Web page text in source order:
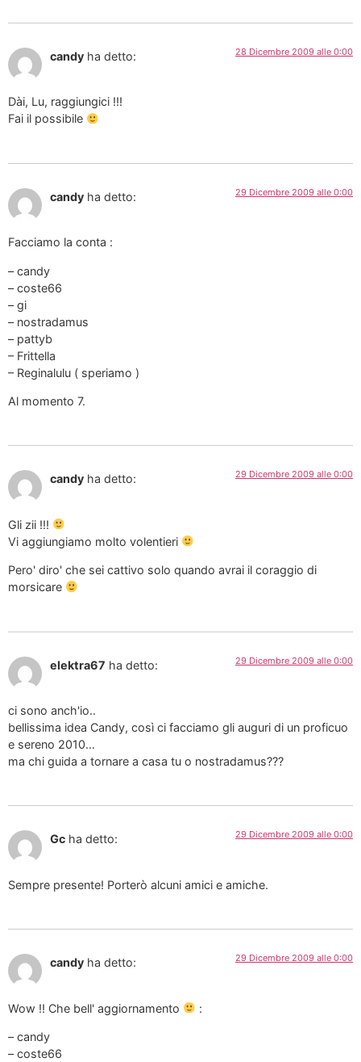
candy ha detto: 28 Dicembre 2009 alle 0:00
Dài, Lu, raggiungici !!!
Fai il possibile
candy ha detto: 29 Dicembre 2009 alle 0:00
Facciamo la conta :
– candy
– coste66
– gi
– nostradamus
– pattyb
– Frittella
– Reginalulu ( speriamo )
Al momento 7.
candy ha detto: 29 Dicembre 2009 alle 0:00
Gli zii !!!
Vi aggiungiamo molto volentieri
Pero' diro' che sei cattivo solo quando avrai il coraggio di
morsicare
elektra67 ha detto: 29 Dicembre 2009 alle 0:00
ci sono anch'io..
bellissima idea Candy, così ci facciamo gli auguri di un proficuo
e sereno 2010…
ma chi guida a tornare a casa tu o nostradamus???
Gc ha detto: 29 Dicembre 2009 alle 0:00
Sempre presente! Porterò alcuni amici e amiche.
candy ha detto: 29 Dicembre 2009 alle 0:00
Wow !! Che bell' aggiornamento :
– candy
– coste66